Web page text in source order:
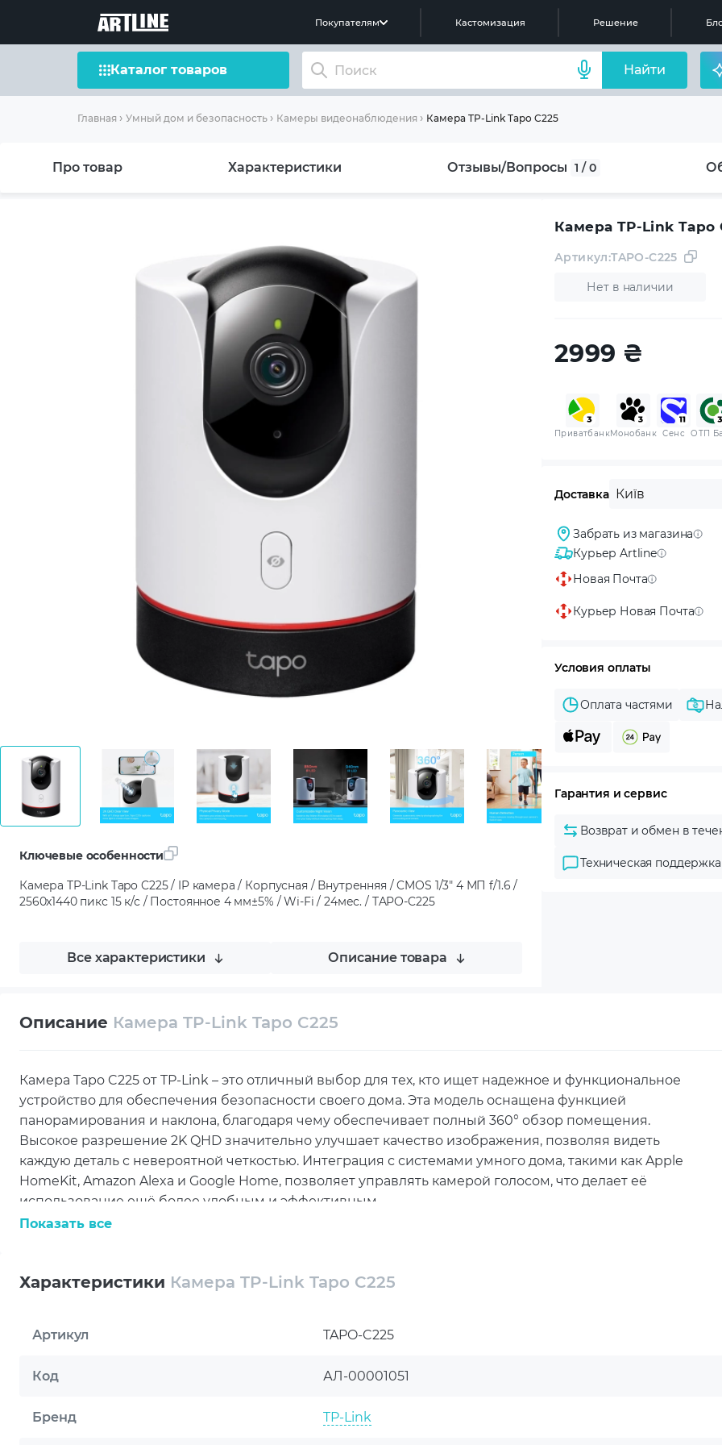
Покупателям Кастомизация Решение
Каталог товаров Найти
Главная Умный дом и безопасность Камеры видеонаблюдения Камера TP-Link Tapo C225
Про товар Характеристики Отзывы/Вопросы 1 / 0
Ключевые особенности
Камера TP-Link Tapo C225 / IP камера / Корпусная / Внутренняя / CMOS 1/3" 4 МП f/1.6 /
2560x1440 пикс 15 к/с / Постоянное 4 мм±5% / Wi-Fi / 24мес. / TAPO-C225
Все характеристики Описание товара
Камера TP-Link Tapo
Нет в наличии
Артикул:TAPO-C225
2999 ₴
ПриватбанкМонобанк Сенс ОТП
Доставка Київ
Забрать из магазина
Курьер Artline
Новая Почта
Курьер Новая Почта
Условия оплаты
Оплата частями
Гарантия и сервис
Возврат и обмен в
Техническая поддержка
Описание Камера TP-Link Tapo C225
Камера Tapo C225 от TP-Link – это отличный выбор для тех, кто ищет надежное и функциональное
устройство для обеспечения безопасности своего дома. Эта модель оснащена функцией
панорамирования и наклона, благодаря чему обеспечивает полный 360° обзор помещения.
Высокое разрешение 2K QHD значительно улучшает качество изображения, позволяя видеть
каждую деталь с невероятной четкостью. Интеграция с системами умного дома, такими как Apple
HomeKit, Amazon Alexa и Google Home, позволяет управлять камерой голосом, что делает её
использование ещё более удобным и эффективным.
Приобретение камеры TP-Link Tapo C225 станет разумным вложением в безопасность вашего
Artline, где вы можете получить профессиональную консультацию и узнать актуальные цены. В
характеристикам и доступной стоимости.
Выбирая камеру TP-Link Tapo C225, вы обеспечиваете не только безопасность своего дома, но и
Показать все
Характеристики Камера TP-Link Tapo C225
Артикул TAPO-C225
Код АЛ-00001051
Бренд TP-Link